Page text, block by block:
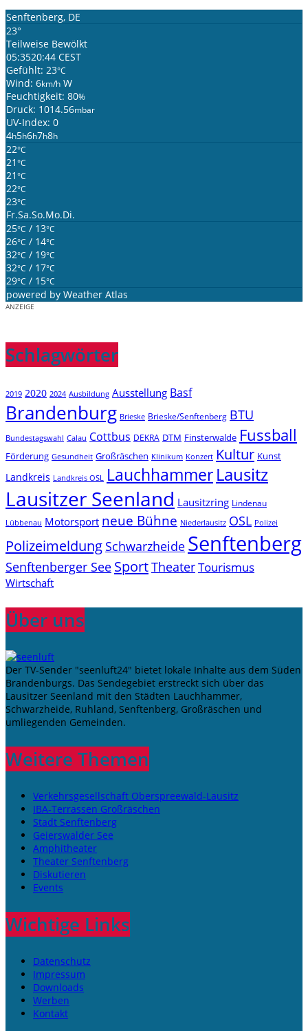
Senftenberg, DE
23°
Teilweise Bewölkt
05:3520:44 CEST
Gefühlt: 23°C
Wind: 6km/h W
Feuchtigkeit: 80%
Druck: 1014.56mbar
UV-Index: 0
4h5h6h7h8h
22°C
21 °C
21 °C
22°C
23°C
Fr.Sa.So.Mo.Di.
25°C / 13°C
26°C / 14°C
32°C / 19°C
32°C / 17°C
29°C / 15°C
powered by Weather Atlas
ANZEIGE
Schlagwörter
2019 2020 2024 Ausbildung Ausstellung Basf
Brandenburg Brieske Brieske/Senftenberg BTU
Bundestagswahl Calau Cottbus DEKRA DTM Finsterwalde Fussball
Förderung Gesundheit Großräschen Klinikum Konzert Kultur Kunst
Landkreis Landkreis OSL LauchhammerLausitz
Lausitzer Seenland Lausitzring Lindenau
Lübbenau Motorsport neue Bühne Niederlausitz OSL Polizei
Polizeimeldung Schwarzheide Senftenberg
Senftenberger See SportTheaterTourismus
Wirtschaft
Über uns
Der TV-Sender "seenluft24" bietet lokale Inhalte aus dem Süden
Brandenburgs. Das Sendegebiet erstreckt sich über das
Lausitzer Seenland mit den Städten Lauchhammer,
Schwarzheide, Ruhland, Senftenberg, Großräschen und
umliegenden Gemeinden.
Weitere Themen
Verkehrsgesellschaft Oberspreewald-Lausitz
IBA-Terrassen Großräschen
Stadt Senftenberg
Geierswalder See
Amphitheater
Theater Senftenberg
Diskutieren
Events
Wichtige Links
Datenschutz
Impressum
Downloads
Werben
Kontakt